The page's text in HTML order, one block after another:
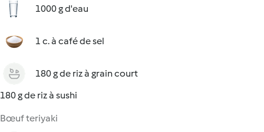
1000 g d'eau
1 c. à café de sel
180 g de riz à grain court
180 g de riz à sushi
Bœuf teriyaki